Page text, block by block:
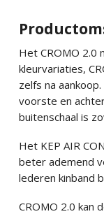
Het CROMO 2.0
kleurvariaties,
zelfs na
voorste en
buitenschaal is
Het KEP AIR
beter ademend
lederen kinband
CROMO 2.0 kan